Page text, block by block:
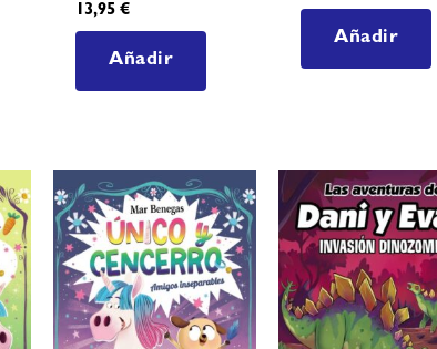
13,95€
Añadir
Añadir